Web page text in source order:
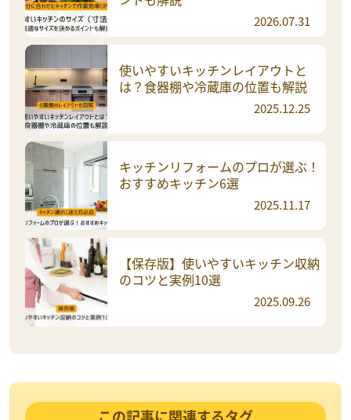
2026.07.31
使いやすいキッチンレイアウトと
は？食器棚や冷蔵庫の位置も解説
2025.12.25
キッチンリフォームのプロが選ぶ！
おすすめキッチン6選
2025.11.17
【保存版】使いやすいキッチン収納
のコツと実例10選
2025.09.26